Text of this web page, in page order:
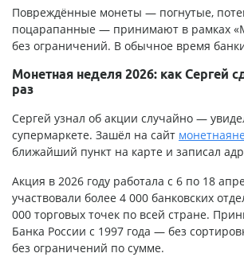
Повреждённые монеты — погнутые,
поцарапанные — принимают в рамках
без ограничений. В обычное время банки
Монетная неделя 2026: как Сергей
раз
Сергей узнал об акции случайно —
супермаркете. Зашёл на сайт
ближайший пункт на карте и записал
Акция в 2026 году работала с 6 по 18
участвовали более 4 000 банковских
000 торговых точек по всей стране.
Банка России с 1997 года — без
без ограничений по сумме.